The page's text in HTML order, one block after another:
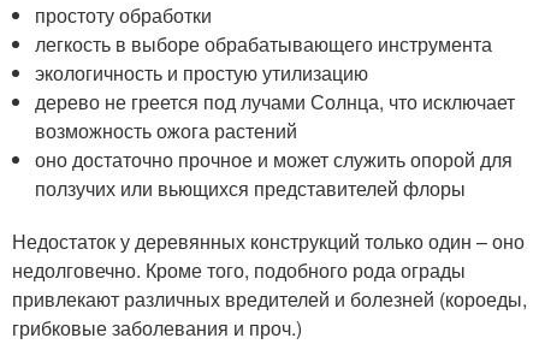
простоту обработки
легкость в выборе обрабатывающего инструмента
экологичность и простую утилизацию
дерево не греется под лучами Солнца, что исключает
возможность ожога растений
оно достаточно прочное и может служить опорой для
ползучих или вьющихся представителей флоры
Недостаток у деревянных конструкций только один – оно
недолговечно. Кроме того, подобного рода ограды
привлекают различных вредителей и болезней (короеды,
грибковые заболевания и проч.)